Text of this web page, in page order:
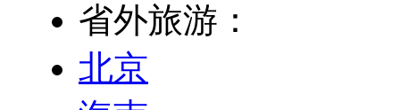
省外旅游：
北京